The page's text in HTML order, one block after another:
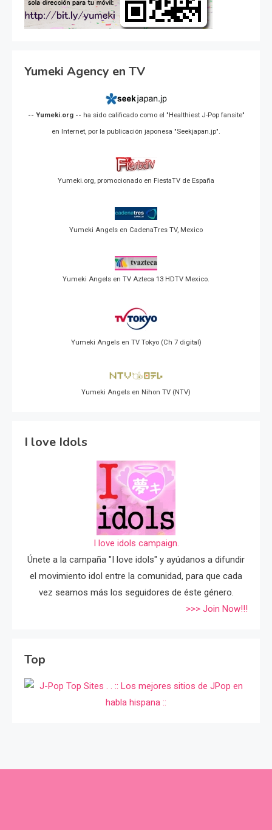
Yumeki Agency en TV
-- Yumeki.org -- ha sido calificado como el "Healthiest J-Pop fansite"
en Internet, por la publicación japonesa "Seekjapan.jp".
Yumeki.org, promocionado en FiestaTV de España
Yumeki Angels en CadenaTres TV, Mexico
Yumeki Angels en TV Azteca 13 HDTV Mexico.
Yumeki Angels en TV Tokyo (Ch 7 digital)
Yumeki Angels en Nihon TV (NTV)
I love Idols
I love idols campaign.
Únete a la campaña "I love idols" y ayúdanos a difundir
el movimiento idol entre la comunidad, para que cada
vez seamos más los seguidores de éste género.
>>> Join Now!!!
Top